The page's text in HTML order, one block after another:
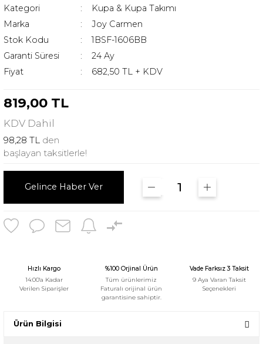
Kategori
Kupa & Kupa Takımı
Marka
Joy Carmen
Stok Kodu
1BSF-1606BB
Garanti Süresi
24 Ay
Fiyat
682,50 TL + KDV
819,00 TL
KDV Dahil
98,28 TL den
başlayan taksitlerle!
Gelince Haber Ver
Hızlı Kargo
14:00'a Kadar
Verilen Siparişler
%100 Orjinal Ürün
Tüm ürünlerimiz
Faturalı orijinal ürün
garantisine sahiptir.
Vade Farksız 3 Taksit
9 Aya Varan Taksit
Seçenekleri
Ürün Bilgisi